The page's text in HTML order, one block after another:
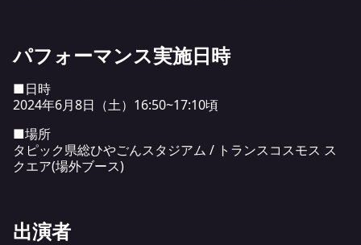
パフォーマンス実施日時
■日時
2024年6月8日（土）16:50~17:10頃
■場所
タピック県総ひやごんスタジアム / トランスコスモス ス
クエア(場外ブース)
出演者